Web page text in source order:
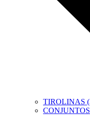
TIROLINAS